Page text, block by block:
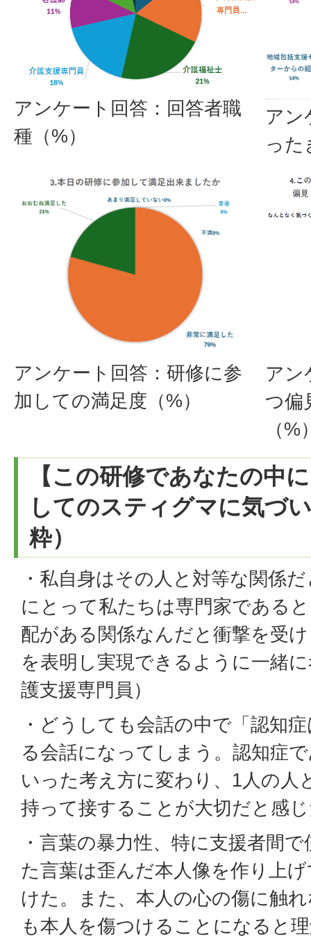
アンケート回答：回答者職
種（%）
アン
った
アンケート回答：研修に参
加しての満足度（%）
アン
つ偏
（%
【この研修であなたの中
してのスティグマに気づ
粋）
・私自身はその人と対等な関係
にとって私たちは専門家である
配がある関係なんだと衝撃を受
を表明し実現できるように一緒
護支援専門員）
・どうしても会話の中で「認知
る会話になってしまう。認知症
いった考え方に変わり、1人の人
持って接することが大切だと感
・言葉の暴力性、特に支援者間
た言葉は歪んだ本人像を作り上
けた。また、本人の心の傷に触
も本人を傷つけることになると